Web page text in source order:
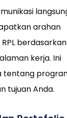
arahan
berdasarkan
kerja. Ini
tentang
tujuan Anda.